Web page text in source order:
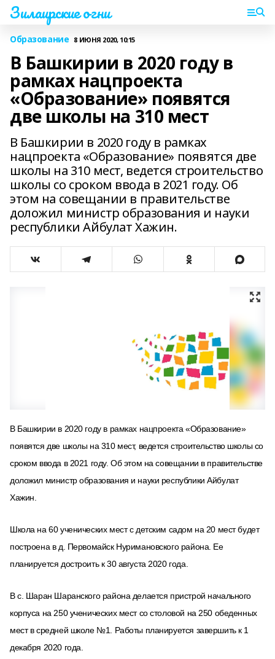
Зилаирские огни
Образование 8 ИЮНЯ 2020, 10:15
В Башкирии в 2020 году в
рамках нацпроекта
«Образование» появятся
две школы на 310 мест
В Башкирии в 2020 году в рамках
нацпроекта «Образование» появятся две
школы на 310 мест, ведется строительство
школы со сроком ввода в 2021 году. Об
этом на совещании в правительстве
доложил министр образования и науки
республики Айбулат Хажин.
В Башкирии в 2020 году в рамках нацпроекта «Образование»
появятся две школы на 310 мест, ведется строительство школы со
сроком ввода в 2021 году. Об этом на совещании в правительстве
доложил министр образования и науки республики Айбулат
Хажин.
Школа на 60 ученических мест с детским садом на 20 мест будет
построена в д. Первомайск Нуримановского района. Ее
планируется достроить к 30 августа 2020 года.
В с. Шаран Шаранского района делается пристрой начального
корпуса на 250 ученических мест со столовой на 250 обеденных
мест в средней школе №1. Работы планируется завершить к 1
декабря 2020 года.